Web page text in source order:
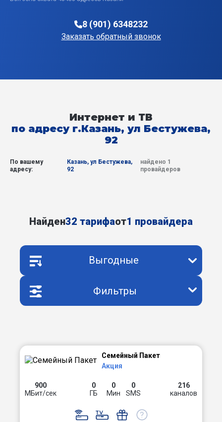
8 (901) 6348232
Заказать обратный звонок
Интернет и ТВ
по адресу г.Казань, ул Бестужева,
92
По вашему
адресу:
Казань, ул Бестужева,
92
найдено 1
провайдеров
Найден32 тарифаот1 провайдера
Выгодные
Фильтры
Семейный Пакет
Акция
900
МБит/сек
0
ГБ
0
Мин
0
SMS
216
каналов